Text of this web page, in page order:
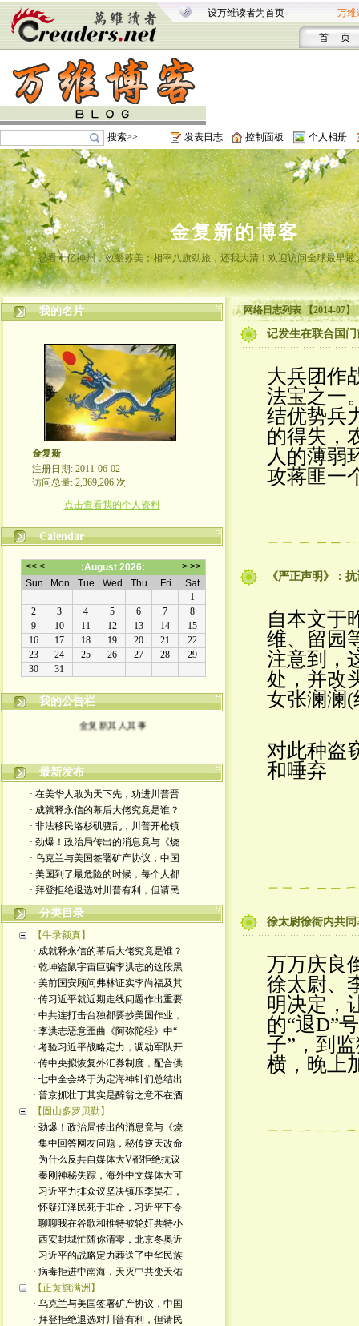
设万维读者为首页 万维
首 页
搜索>> 发表日志 控制面板 个人相册
金复新的博客
忍看十亿神州，效颦苏美；相率八旗劲旅，还我大清！欢迎访问全球最早最
我的名片
金复新
注册日期: 2011-06-02
访问总量: 2,369,206 次
点击查看我的个人资料
Calendar
我的公告栏
金复新其人其事
最新发布
· 在美华人敢为天下先，劝进川普晋
· 成就释永信的幕后大佬究竟是谁？
· 非法移民洛杉矶骚乱，川普开枪镇
· 劲爆！政治局传出的消息竟与《烧
· 乌克兰与美国签署矿产协议，中国
· 美国到了最危险的时候，每个人都
· 拜登拒绝退选对川普有利，但请民
分类目录
【牛录额真】
· 成就释永信的幕后大佬究竟是谁？
· 乾坤盗鼠宇宙巨骗李洪志的这段黑
· 美前国安顾问弗林证实李尚福及其
· 传习近平就近期走线问题作出重要
· 中共连打击台独都要抄美国作业，
· 李洪志恶意歪曲《阿弥陀经》中“
· 考验习近平战略定力，调动军队开
· 传中央拟恢复外汇券制度，配合供
· 七中全会终于为定海神针们总结出
· 普京抓壮丁其实是醉翁之意不在酒
【固山多罗贝勒】
· 劲爆！政治局传出的消息竟与《烧
· 集中回答网友问题，秘传逆天改命
· 为什么反共自媒体大V都拒绝抗议
· 秦刚神秘失踪，海外中文媒体大可
· 习近平力排众议坚决镇压李昊石，
· 怀疑江泽民死于非命，习近平下令
· 聊聊我在谷歌和推特被轮奸共特小
· 西安封城忙随你清零，北京冬奥近
· 习近平的战略定力葬送了中华民族
· 病毒拒进中南海，天灭中共变天佑
【正黄旗满洲】
· 乌克兰与美国签署矿产协议，中国
· 拜登拒绝退选对川普有利，但请民
网络日志列表 【2014-07】
记发生在联合国
大兵团作
法宝之一
结优势兵
的得失，
人的薄弱
攻蒋匪一
《严正声明》：
自本文于
维、留园
注意到，
处，并改
女张澜澜(
对此种盗
和唾弃
徐太尉徐衙内共
万万庆良
徐太尉、
明决定，
的“退D”
子”，到
横，晚上